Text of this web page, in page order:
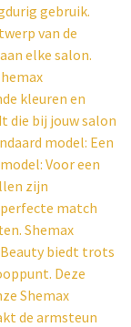
gebruik.
van de
elke salon.
kleuren en
die bij jouw salon
model: Een
Voor een
zijn
match
Shemax
biedt trots
Deze
Shemax
de armsteun